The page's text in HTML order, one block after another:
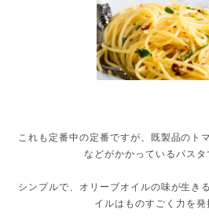
これも定番中の定番ですが、既製品のト
などがかかっているパスタ
シンプルで、オリーブオイルの味が生き
イルはものすごく力を発